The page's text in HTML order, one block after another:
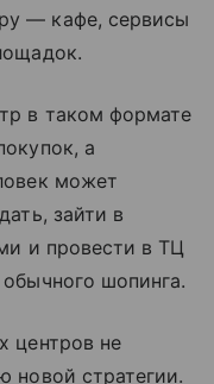
— кафе, сервисы
в таком формате
а
может
зайти в
и провести в ТЦ
шопинга.
центров не
новой стратегии.